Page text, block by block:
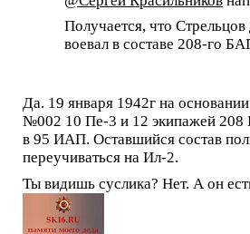
Получается, что
воевал в составе 208-го
Да. 19 января 1942г на
№002 10 Пе-3 и 12 экипажей
в 95 ИАП. Оставшийся состав
переучиваться на Ил-2.
Ты видишь суслика? Нет. А он